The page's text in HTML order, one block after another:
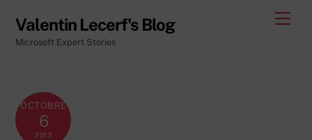
content
Valentin Lecerf's Blog
Microsoft Expert Stories
OCTOBRE
6
2013